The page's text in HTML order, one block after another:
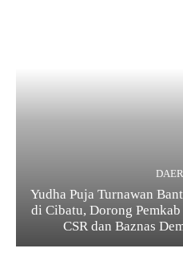
Yudha Puja Turnawan
di Cibatu, Dorong
CSR dan Baznas